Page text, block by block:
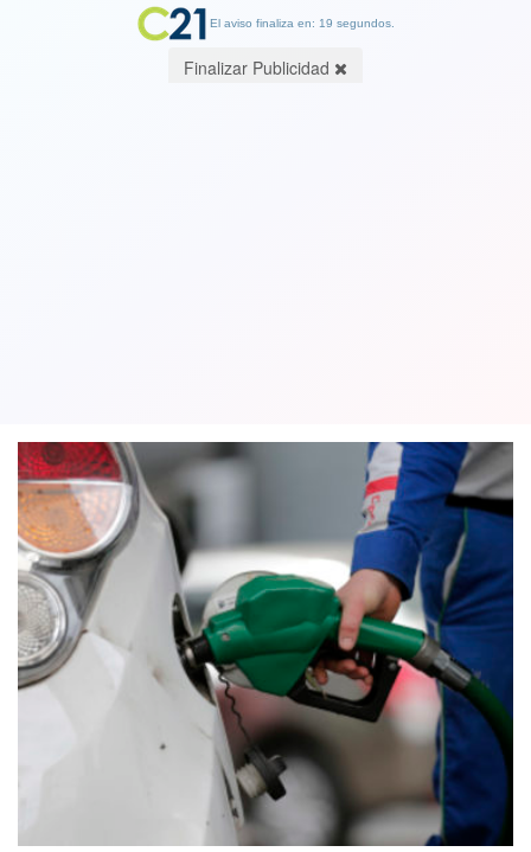
El aviso finaliza en: 19 segundos.
Finalizar Publicidad